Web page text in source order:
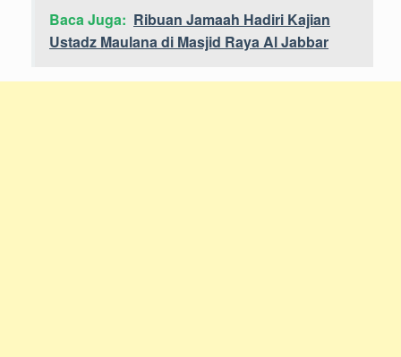
Baca Juga: Ribuan Jamaah Hadiri Kajian
Ustadz Maulana di Masjid Raya Al Jabbar